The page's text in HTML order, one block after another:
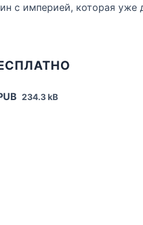
с империей, которая уже
234.3 kB